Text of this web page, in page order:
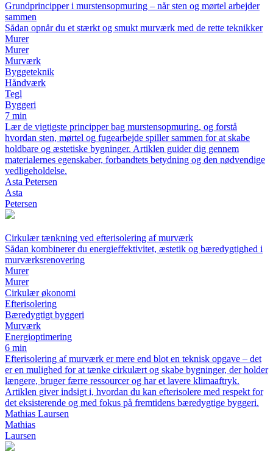
Grundprincipper i murstensopmuring – når sten og mørtel arbejder
sammen
Sådan opnår du et stærkt og smukt murværk med de rette teknikker
Murer
Murer
Murværk
Byggeteknik
Håndværk
Tegl
Byggeri
7 min
Lær de vigtigste principper bag murstensopmuring, og forstå
hvordan sten, mørtel og fugearbejde spiller sammen for at skabe
holdbare og æstetiske bygninger. Artiklen guider dig gennem
materialernes egenskaber, forbandtets betydning og den nødvendige
vedligeholdelse.
Asta Petersen
Asta
Petersen
Cirkulær tænkning ved efterisolering af murværk
Sådan kombinerer du energieffektivitet, æstetik og bæredygtighed i
murværksrenovering
Murer
Murer
Cirkulær økonomi
Efterisolering
Bæredygtigt byggeri
Murværk
Energioptimering
6 min
Efterisolering af murværk er mere end blot en teknisk opgave – det
er en mulighed for at tænke cirkulært og skabe bygninger, der holder
længere, bruger færre ressourcer og har et lavere klimaaftryk.
Artiklen giver indsigt i, hvordan du kan efterisolere med respekt for
det eksisterende og med fokus på fremtidens bæredygtige byggeri.
Mathias Laursen
Mathias
Laursen